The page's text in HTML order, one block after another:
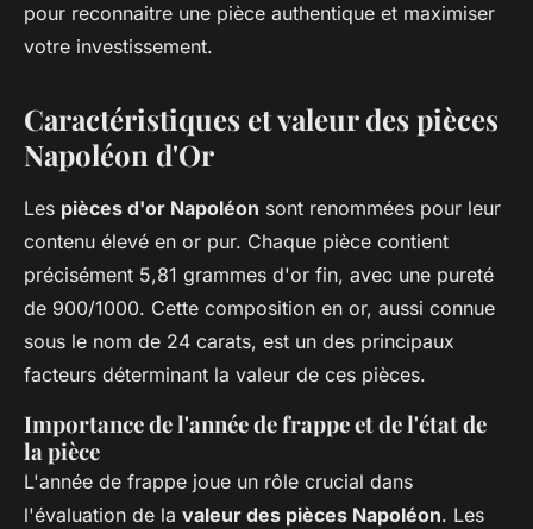
pour reconnaitre une pièce authentique et maximiser
votre investissement.
Caractéristiques et valeur des pièces
Napoléon d'Or
Les pièces d'or Napoléon sont renommées pour leur
contenu élevé en or pur. Chaque pièce contient
précisément 5,81 grammes d'or fin, avec une pureté
de 900/1000. Cette composition en or, aussi connue
sous le nom de 24 carats, est un des principaux
facteurs déterminant la valeur de ces pièces.
Importance de l'année de frappe et de l'état de
la pièce
L'année de frappe joue un rôle crucial dans
l'évaluation de la valeur des pièces Napoléon. Les